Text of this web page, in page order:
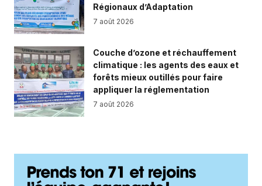
Régionaux d’Adaptation
7 août 2026
Couche d’ozone et réchauffement
climatique : les agents des eaux et
forêts mieux outillés pour faire
appliquer la réglementation
7 août 2026